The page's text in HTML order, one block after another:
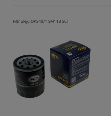
Filtr oleju OP540/1 SM113 SCT